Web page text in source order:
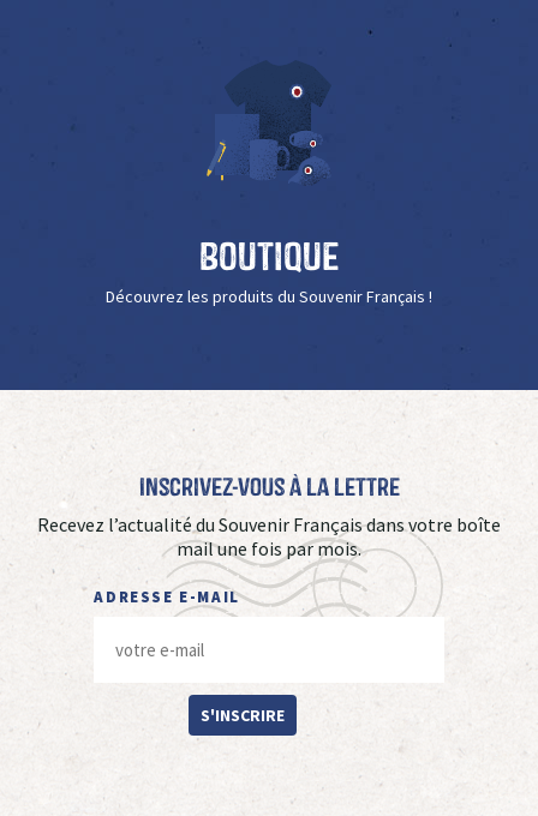
Boutique
Découvrez les produits du Souvenir Français !
Inscrivez-vous à La Lettre
Recevez l’actualité du Souvenir Français dans votre boîte
mail une fois par mois.
ADRESSE E-MAIL
S'INSCRIRE